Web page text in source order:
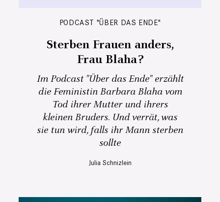
PODCAST "ÜBER DAS ENDE"
Sterben Frauen anders,
Frau Blaha?
Im Podcast "Über das Ende" erzählt
die Feministin Barbara Blaha vom
Tod ihrer Mutter und ihrers
kleinen Bruders. Und verrät, was
sie tun wird, falls ihr Mann sterben
sollte
Julia Schnizlein